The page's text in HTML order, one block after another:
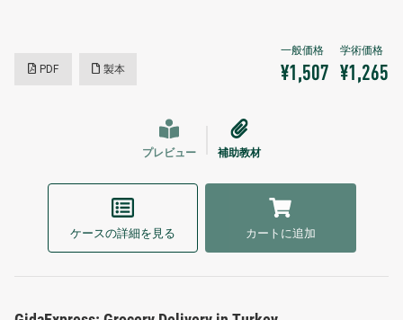
PDF 製本 ¥1,507 ¥1,265
プレビュー 補助教材
ケースの詳細を見る カートに追加